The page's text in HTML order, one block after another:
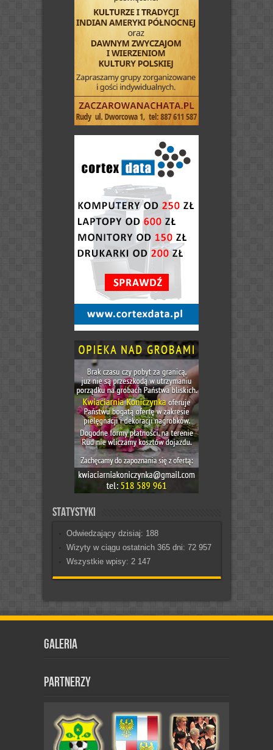
Statystyki
Odwiedzający dzisiaj: 188
Wizyty w ciągu ostatnich 365 dni: 72 957
Wszystkie wpisy: 2 147
Galeria
Partnerzy